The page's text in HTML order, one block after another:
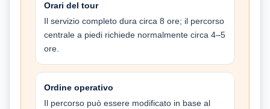
Orari del tour
Il servizio completo dura circa 8 ore; il percorso
centrale a piedi richiede normalmente circa 4–5
ore.
Ordine operativo
Il percorso può essere modificato in base al